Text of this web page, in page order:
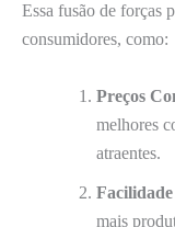
Essa fusão de forças
consumidores, como:
Preços
melhores
atraentes.
mais